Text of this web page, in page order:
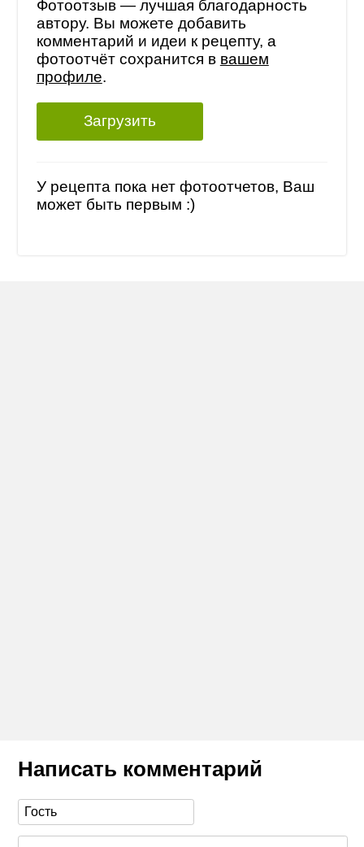
Фотоотзыв — лучшая благодарность
автору. Вы можете добавить
комментарий и идеи к рецепту, а
фотоотчёт сохранится в вашем
профиле.
Загрузить
У рецепта пока нет фотоотчетов, Ваш
может быть первым :)
Написать комментарий